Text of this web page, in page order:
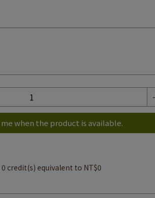
when the product is available.
0 credit(s) equivalent to NT$0